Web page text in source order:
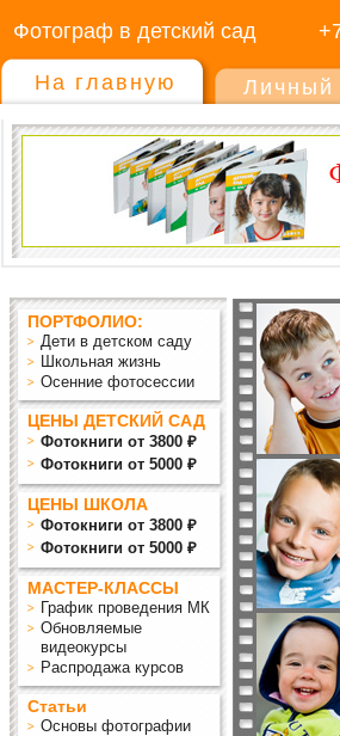
Фотограф в детский сад
На главную Личный
ПОРТФОЛИО:
Дети в детском саду
Школьная жизнь
Осенние фотосессии
ЦЕНЫ ДЕТСКИЙ САД
Фотокниги от 3800 ₽
Фотокниги от 5000 ₽
ЦЕНЫ ШКОЛА
Фотокниги от 3800 ₽
Фотокниги от 5000 ₽
МАСТЕР-КЛАССЫ
График проведения МК
Обновляемые
видеокурсы
Распродажа курсов
Статьи
Основы фотографии